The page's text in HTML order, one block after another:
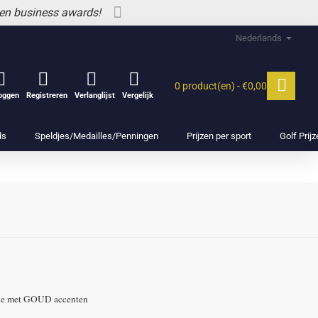
business awards!
Nederlands
Registreren Verlanglijst Vergelijk
0 product(en) - €0,00
Speldjes/Medailles/Penningen Prijzen per sport Golf
met GOUD accenten